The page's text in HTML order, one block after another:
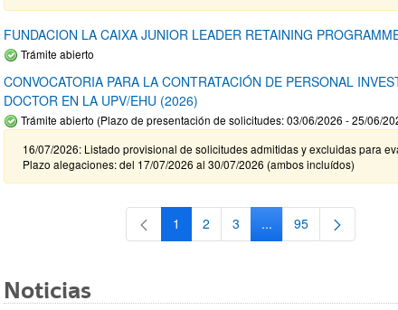
FUNDACION LA CAIXA JUNIOR LEADER RETAINING
Trámite abierto
CONVOCATORIA PARA LA CONTRATACIÓN DE PERSONAL
DOCTOR EN LA UPV/EHU (2026)
Trámite abierto (Plazo de presentación de solicitudes: 03/06/2026 - 25/06/
16/07/2026: Listado provisional de solicitudes admitidas y excluidas para
Plazo alegaciones: del 17/07/2026 al 30/07/2026 (ambos incluídos)
Página
1 Página
2 Página
3 ...Páginas intermedias
Página
95
Noticias